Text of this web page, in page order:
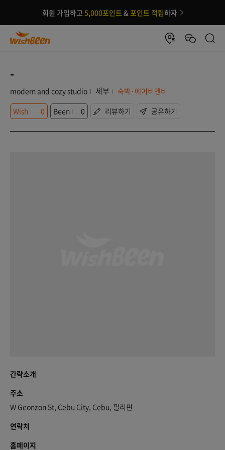
회원 가입하고 5,000포인트 &포인트 적립하자
-
modern and cozy studio 세부
숙박·에어비앤비
Wish
0 Been 0 리뷰하기 공유하기
간략소개
주소
W Geonzon St, Cebu City, Cebu, 필리핀
연락처
홈페이지